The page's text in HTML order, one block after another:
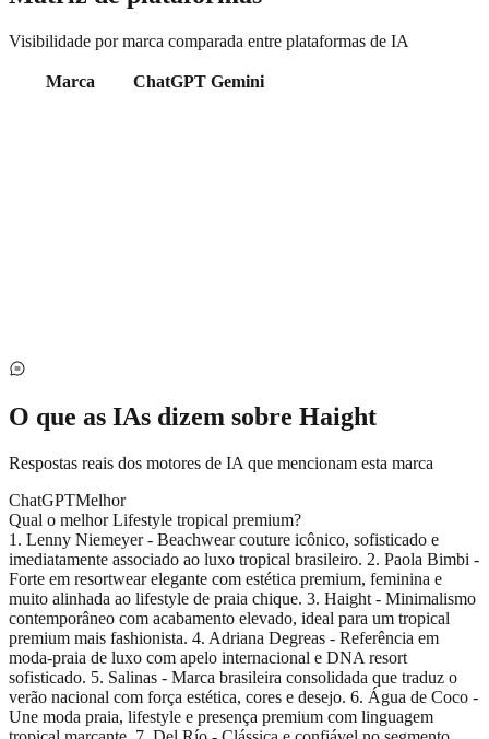
Visibilidade por marca comparada entre plataformas de IA
Marca ChatGPT Gemini
O que as IAs dizem sobre Haight
Respostas reais dos motores de IA que mencionam esta marca
ChatGPTMelhor
Qual o melhor Lifestyle tropical premium?
1. Lenny Niemeyer - Beachwear couture icônico, sofisticado e
imediatamente associado ao luxo tropical brasileiro. 2. Paola Bimbi -
Forte em resortwear elegante com estética premium, feminina e
muito alinhada ao lifestyle de praia chique. 3. Haight - Minimalismo
contemporâneo com acabamento elevado, ideal para um tropical
premium mais fashionista. 4. Adriana Degreas - Referência em
moda-praia de luxo com apelo internacional e DNA resort
sofisticado. 5. Salinas - Marca brasileira consolidada que traduz o
verão nacional com força estética, cores e desejo. 6. Água de Coco -
Une moda praia, lifestyle e presença premium com linguagem